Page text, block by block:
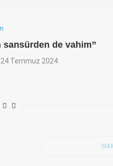
sansürden de vahim”
24 Temmuz 2024